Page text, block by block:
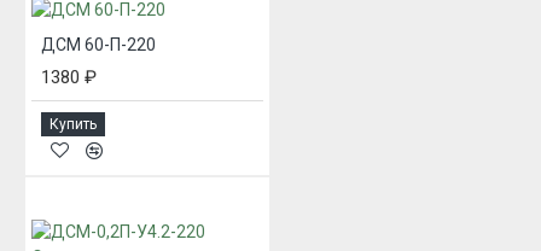
ДСМ 60-П-220
1380 ₽
Купить